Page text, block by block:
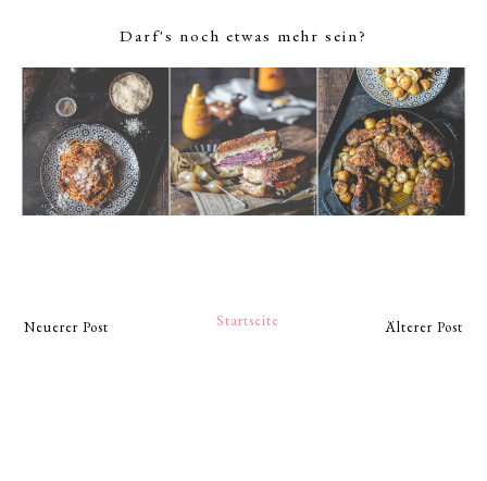
Darf's noch etwas mehr sein?
Neuerer Post Älterer Post
Startseite